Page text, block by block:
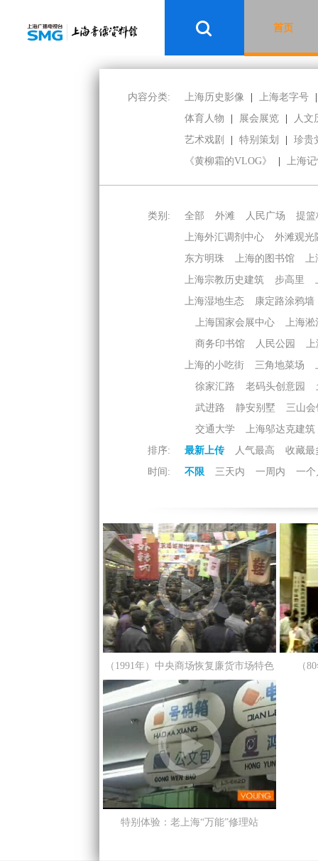
首页
内容分类: 上海历史影像 上海老字号
体育人物
展会展览
人文
艺术戏剧
特别策划
珍贵
《黄柳霜的VLOG》
上海
类别: 全部 外滩 人民广场
提篮
上海外汇调剂中心
外滩观光
东方明珠
上海的图书馆
上
上海宗教历史建筑
步高里
上海湿地生态
康定路涂鸦墙
上海国家会展中心
上海淞
商务印书馆
人民公园
上
上海的小吃街
三角地菜场
徐家汇路
老码头创意园
武进路
静安别墅
三山会
交通大学
上海邬达克建筑
排序:
最新上传 人气最高
收藏最
时间:
不限 三天内 一周内 一个
（1991年）中央商场恢复廉货市场特色 （
特别体验：老上海“万能”修理站